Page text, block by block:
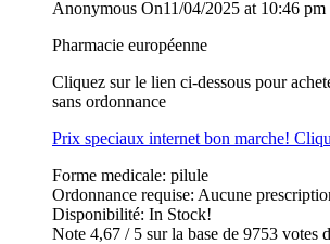
Anonymous On11/04/2025 at 10:46 pm
Pharmacie européenne
Cliquez sur le lien ci-dessous pour
sans ordonnance
Prix speciaux internet bon marche!
Forme medicale: pilule
Ordonnance requise: Aucune
Disponibilité: In Stock!
Note 4,67 / 5 sur la base de 9753 votes